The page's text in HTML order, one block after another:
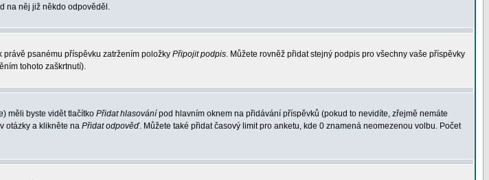
na něj již někdo odpověděl.
právě psanému příspěvku zatržením položky Připojit podpis. Můžete rovněž přidat stejný podpis pro všechny vaše příspěvky
tohoto zaškrtnutí).
měli byste vidět tlačítko Přidat hlasování pod hlavním oknem na přidávání příspěvků (pokud to nevidíte, zřejmě nemáte
otázky a klikněte na Přidat odpověď. Můžete také přidat časový limit pro anketu, kde 0 znamená neomezenou volbu. Počet